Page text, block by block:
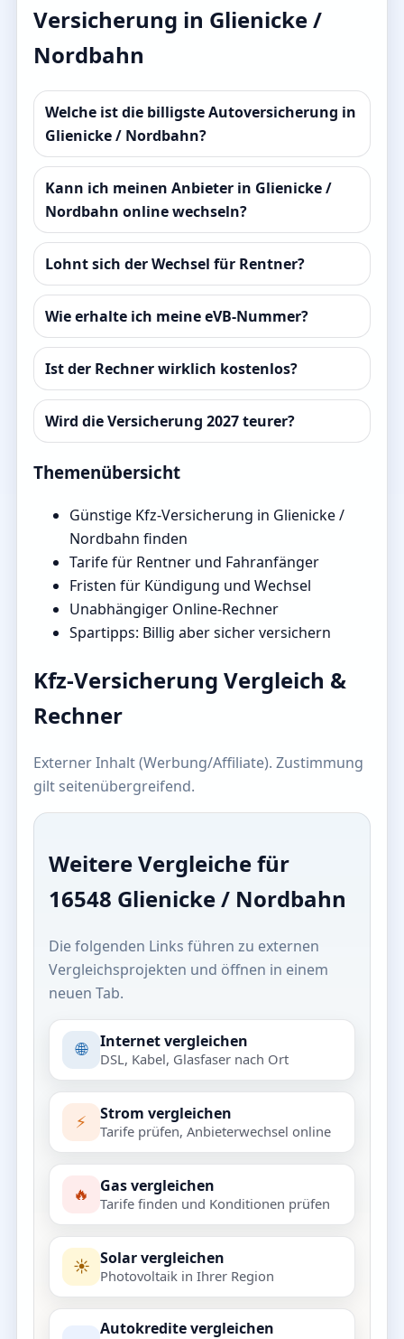
Versicherung in Glienicke /
Nordbahn
Welche ist die billigste Autoversicherung in
Glienicke / Nordbahn?
Kann ich meinen Anbieter in Glienicke /
Nordbahn online wechseln?
Lohnt sich der Wechsel für Rentner?
Wie erhalte ich meine eVB-Nummer?
Ist der Rechner wirklich kostenlos?
Wird die Versicherung 2027 teurer?
Themenübersicht
Günstige Kfz-Versicherung in Glienicke /
Nordbahn finden
Tarife für Rentner und Fahranfänger
Fristen für Kündigung und Wechsel
Unabhängiger Online-Rechner
Spartipps: Billig aber sicher versichern
Kfz-Versicherung Vergleich &
Rechner
Externer Inhalt (Werbung/Affiliate). Zustimmung
gilt seitenübergreifend.
Weitere Vergleiche für
16548 Glienicke / Nordbahn
Die folgenden Links führen zu externen
Vergleichsprojekten und öffnen in einem
neuen Tab.
🌐 Internet vergleichen
DSL, Kabel, Glasfaser nach Ort
⚡ Strom vergleichen
Tarife prüfen, Anbieterwechsel online
🔥 Gas vergleichen
Tarife finden und Konditionen prüfen
☀️ Solar vergleichen
Photovoltaik in Ihrer Region
Autokredite vergleichen